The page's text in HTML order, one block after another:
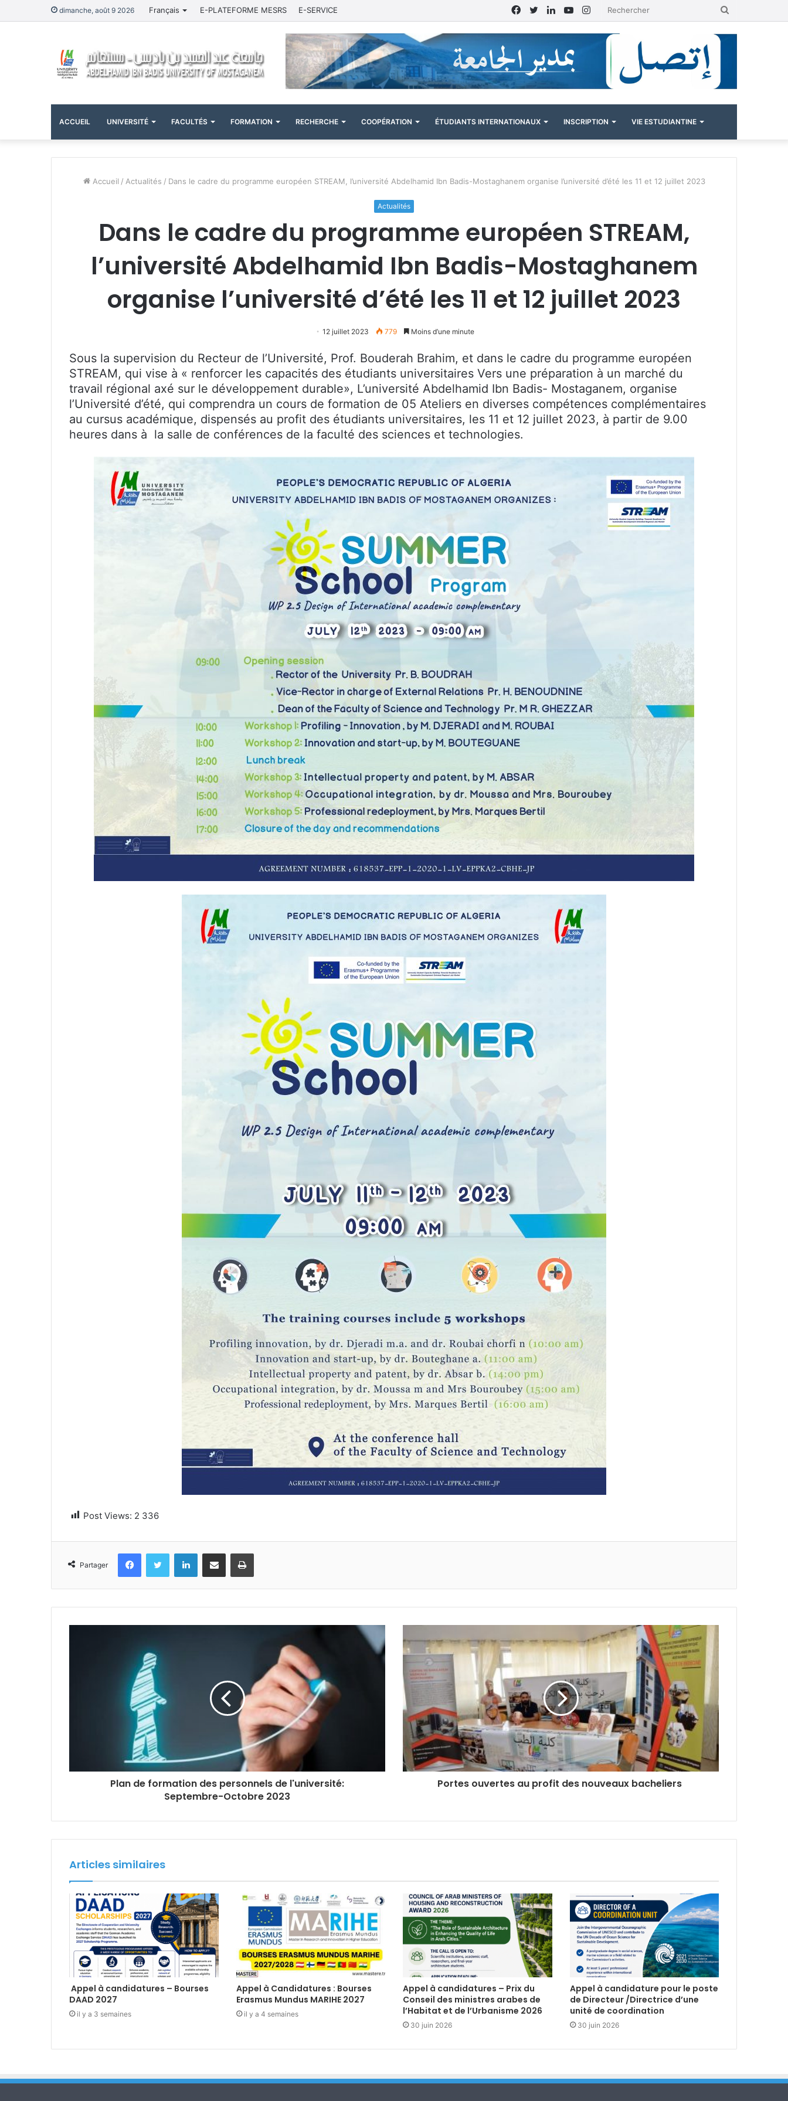
dimanche, août 9 2026 Français E-PLATEFORME MESRS E-SERVICE Instagram
YouTube
Linkedin
Twitter
Facebook
ACCUEIL UNIVERSITÉ FACULTÉS FORMATION RECHERCHE COOPÉRATION ÉTUDIANTS INTERNATIONAUX INSCRIPTION VIE ESTUDIANTINE
Accueil / Actualités / Dans le cadre du programme européen STREAM, l’université Abdelhamid Ibn Badis-Mostaghanem organise l’université d’été les 11 et 12 juillet 2023
Actualités
Dans le cadre du programme européen STREAM,
l’université Abdelhamid Ibn Badis-Mostaghanem
organise l’université d’été les 11 et 12 juillet 2023
12 juillet 2023 779 Moins d’une minute
Sous la supervision du Recteur de l’Université, Prof. Bouderah Brahim, et dans le cadre du programme européen
STREAM, qui vise à « renforcer les capacités des étudiants universitaires Vers une préparation à un marché du
travail régional axé sur le développement durable», L’université Abdelhamid Ibn Badis- Mostaganem, organise
l’Université d’été, qui comprendra un cours de formation de 05 Ateliers en diverses compétences complémentaires
au cursus académique, dispensés au profit des étudiants universitaires, les 11 et 12 juillet 2023, à partir de 9.00
heures dans à la salle de conférences de la faculté des sciences et technologies.
Post Views: 2 336
Partager
FacebookTwitter LinkedinPartager par email Imprimer
Plan de formation des personnels de l'université:
Septembre-Octobre 2023
Portes ouvertes au profit des nouveaux bacheliers
Articles similaires
Appel à candidatures – Bourses
DAAD 2027
il y a 3 semaines
Appel à Candidatures : Bourses
Erasmus Mundus MARIHE 2027
il y a 4 semaines
Appel à candidatures – Prix du
Conseil des ministres arabes de
l’Habitat et de l’Urbanisme 2026
30 juin 2026
Appel à candidature pour le poste
de Directeur /Directrice d’une
unité de coordination
30 juin 2026